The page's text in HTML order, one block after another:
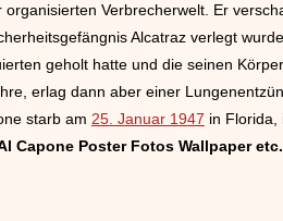
organisierten Verbrecherwelt. Er
Alcatraz verlegt
geholt hatte und die seinen
erlag dann aber einer
starb am 25. Januar 1947 in Florida,
Capone Poster Fotos Wallpaper etc.